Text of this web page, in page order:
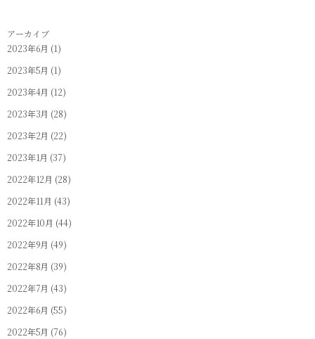
アーカイブ
2023年6月 (1)
2023年5月 (1)
2023年4月 (12)
2023年3月 (28)
2023年2月 (22)
2023年1月 (37)
2022年12月 (28)
2022年11月 (43)
2022年10月 (44)
2022年9月 (49)
2022年8月 (39)
2022年7月 (43)
2022年6月 (55)
2022年5月 (76)